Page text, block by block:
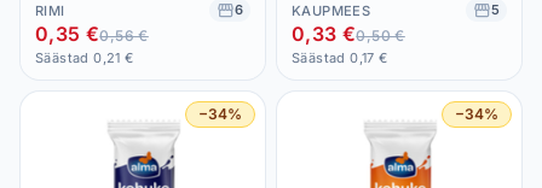
RIMI 6
0,35 €0,56 €
Säästad 0,21 €
KAUPMEES 5
0,33 €0,50 €
Säästad 0,17 €
−34% −34%